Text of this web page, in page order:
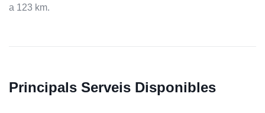
a 123 km.
Principals Serveis Disponibles